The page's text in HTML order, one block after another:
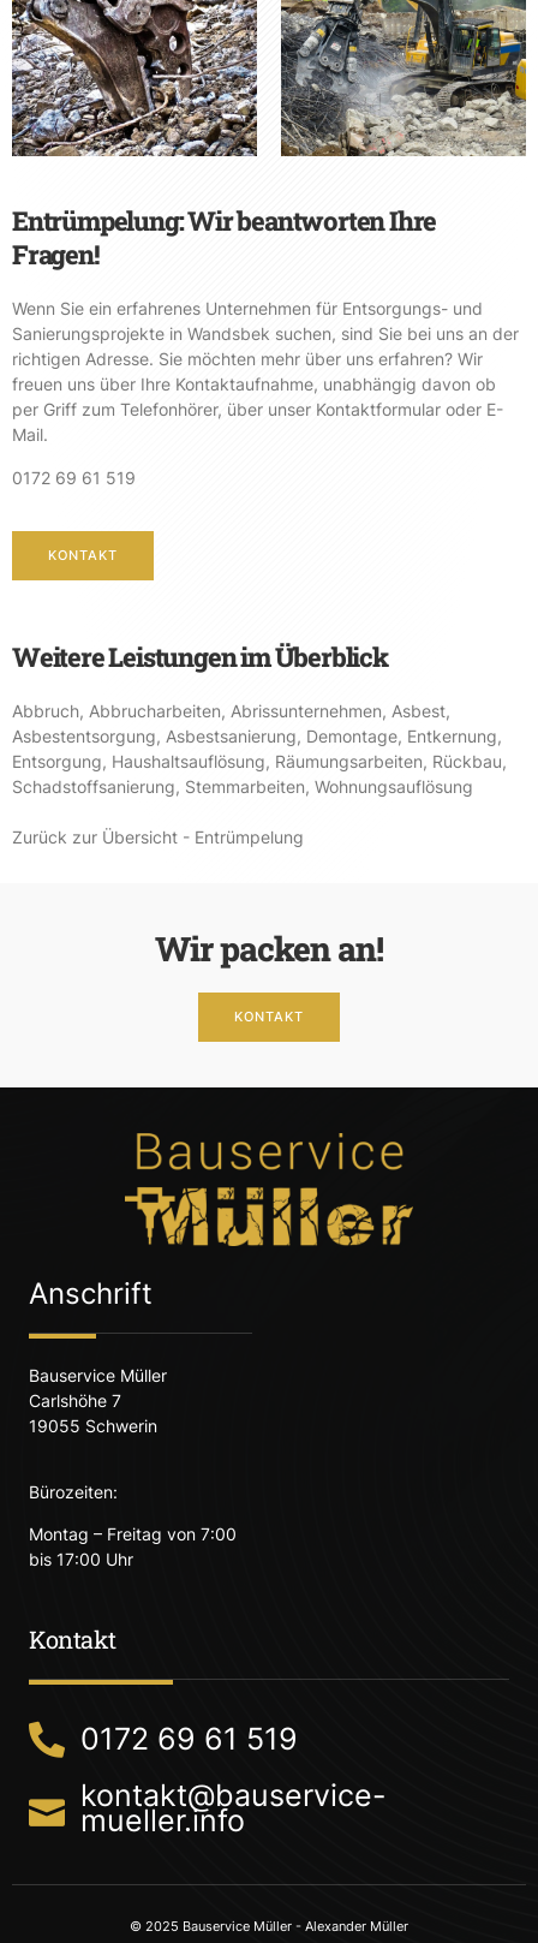
Entrümpelung: Wir beantworten Ihre
Fragen!
Wenn Sie ein erfahrenes Unternehmen für Entsorgungs- und
Sanierungsprojekte in Wandsbek suchen, sind Sie bei uns an der
richtigen Adresse. Sie möchten mehr über uns erfahren? Wir
freuen uns über Ihre Kontaktaufnahme, unabhängig davon ob
per Griff zum Telefonhörer, über unser Kontaktformular oder E-
Mail.
0172 69 61 519
KONTAKT
Weitere Leistungen im Überblick
Abbruch, Abbrucharbeiten, Abrissunternehmen, Asbest,
Asbestentsorgung, Asbestsanierung, Demontage, Entkernung,
Entsorgung, Haushaltsauflösung, Räumungsarbeiten, Rückbau,
Schadstoffsanierung, Stemmarbeiten, Wohnungsauflösung
Zurück zur Übersicht - Entrümpelung
Wir packen an!
KONTAKT
Anschrift
Bauservice Müller
Carlshöhe 7
19055 Schwerin
Bürozeiten:
Montag – Freitag von 7:00
bis 17:00 Uhr
Kontakt
0172 69 61 519
kontakt@bauservice-
mueller.info
© 2025 Bauservice Müller - Alexander Müller